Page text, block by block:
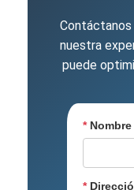
Contáctanos
nuestra
puede